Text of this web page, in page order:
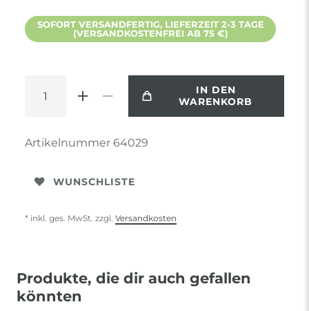
SOFORT VERSANDFERTIG, LIEFERZEIT 2-3 TAGE
(VERSANDKOSTENFREI AB 75 €)
IN DEN
WARENKORB
Artikelnummer 64029
WUNSCHLISTE
* inkl. ges. MwSt. zzgl. Versandkosten
Produkte, die dir auch gefallen
könnten